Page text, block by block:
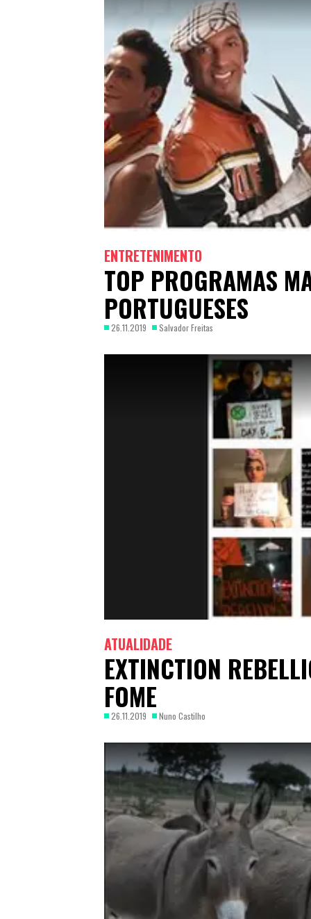
ENTRETENIMENTO
TOP PROGRAMAS
PORTUGUESES
26.11.2019 Salvador Freitas
ATUALIDADE
EXTINCTION
FOME
26.11.2019 Nuno Castilho